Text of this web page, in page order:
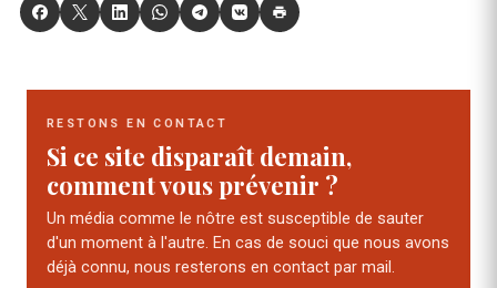
RESTONS EN CONTACT
Si ce site disparaît demain,
comment vous prévenir ?
Un média comme le nôtre est susceptible de sauter
d'un moment à l'autre. En cas de souci que nous avons
déjà connu, nous resterons en contact par mail.